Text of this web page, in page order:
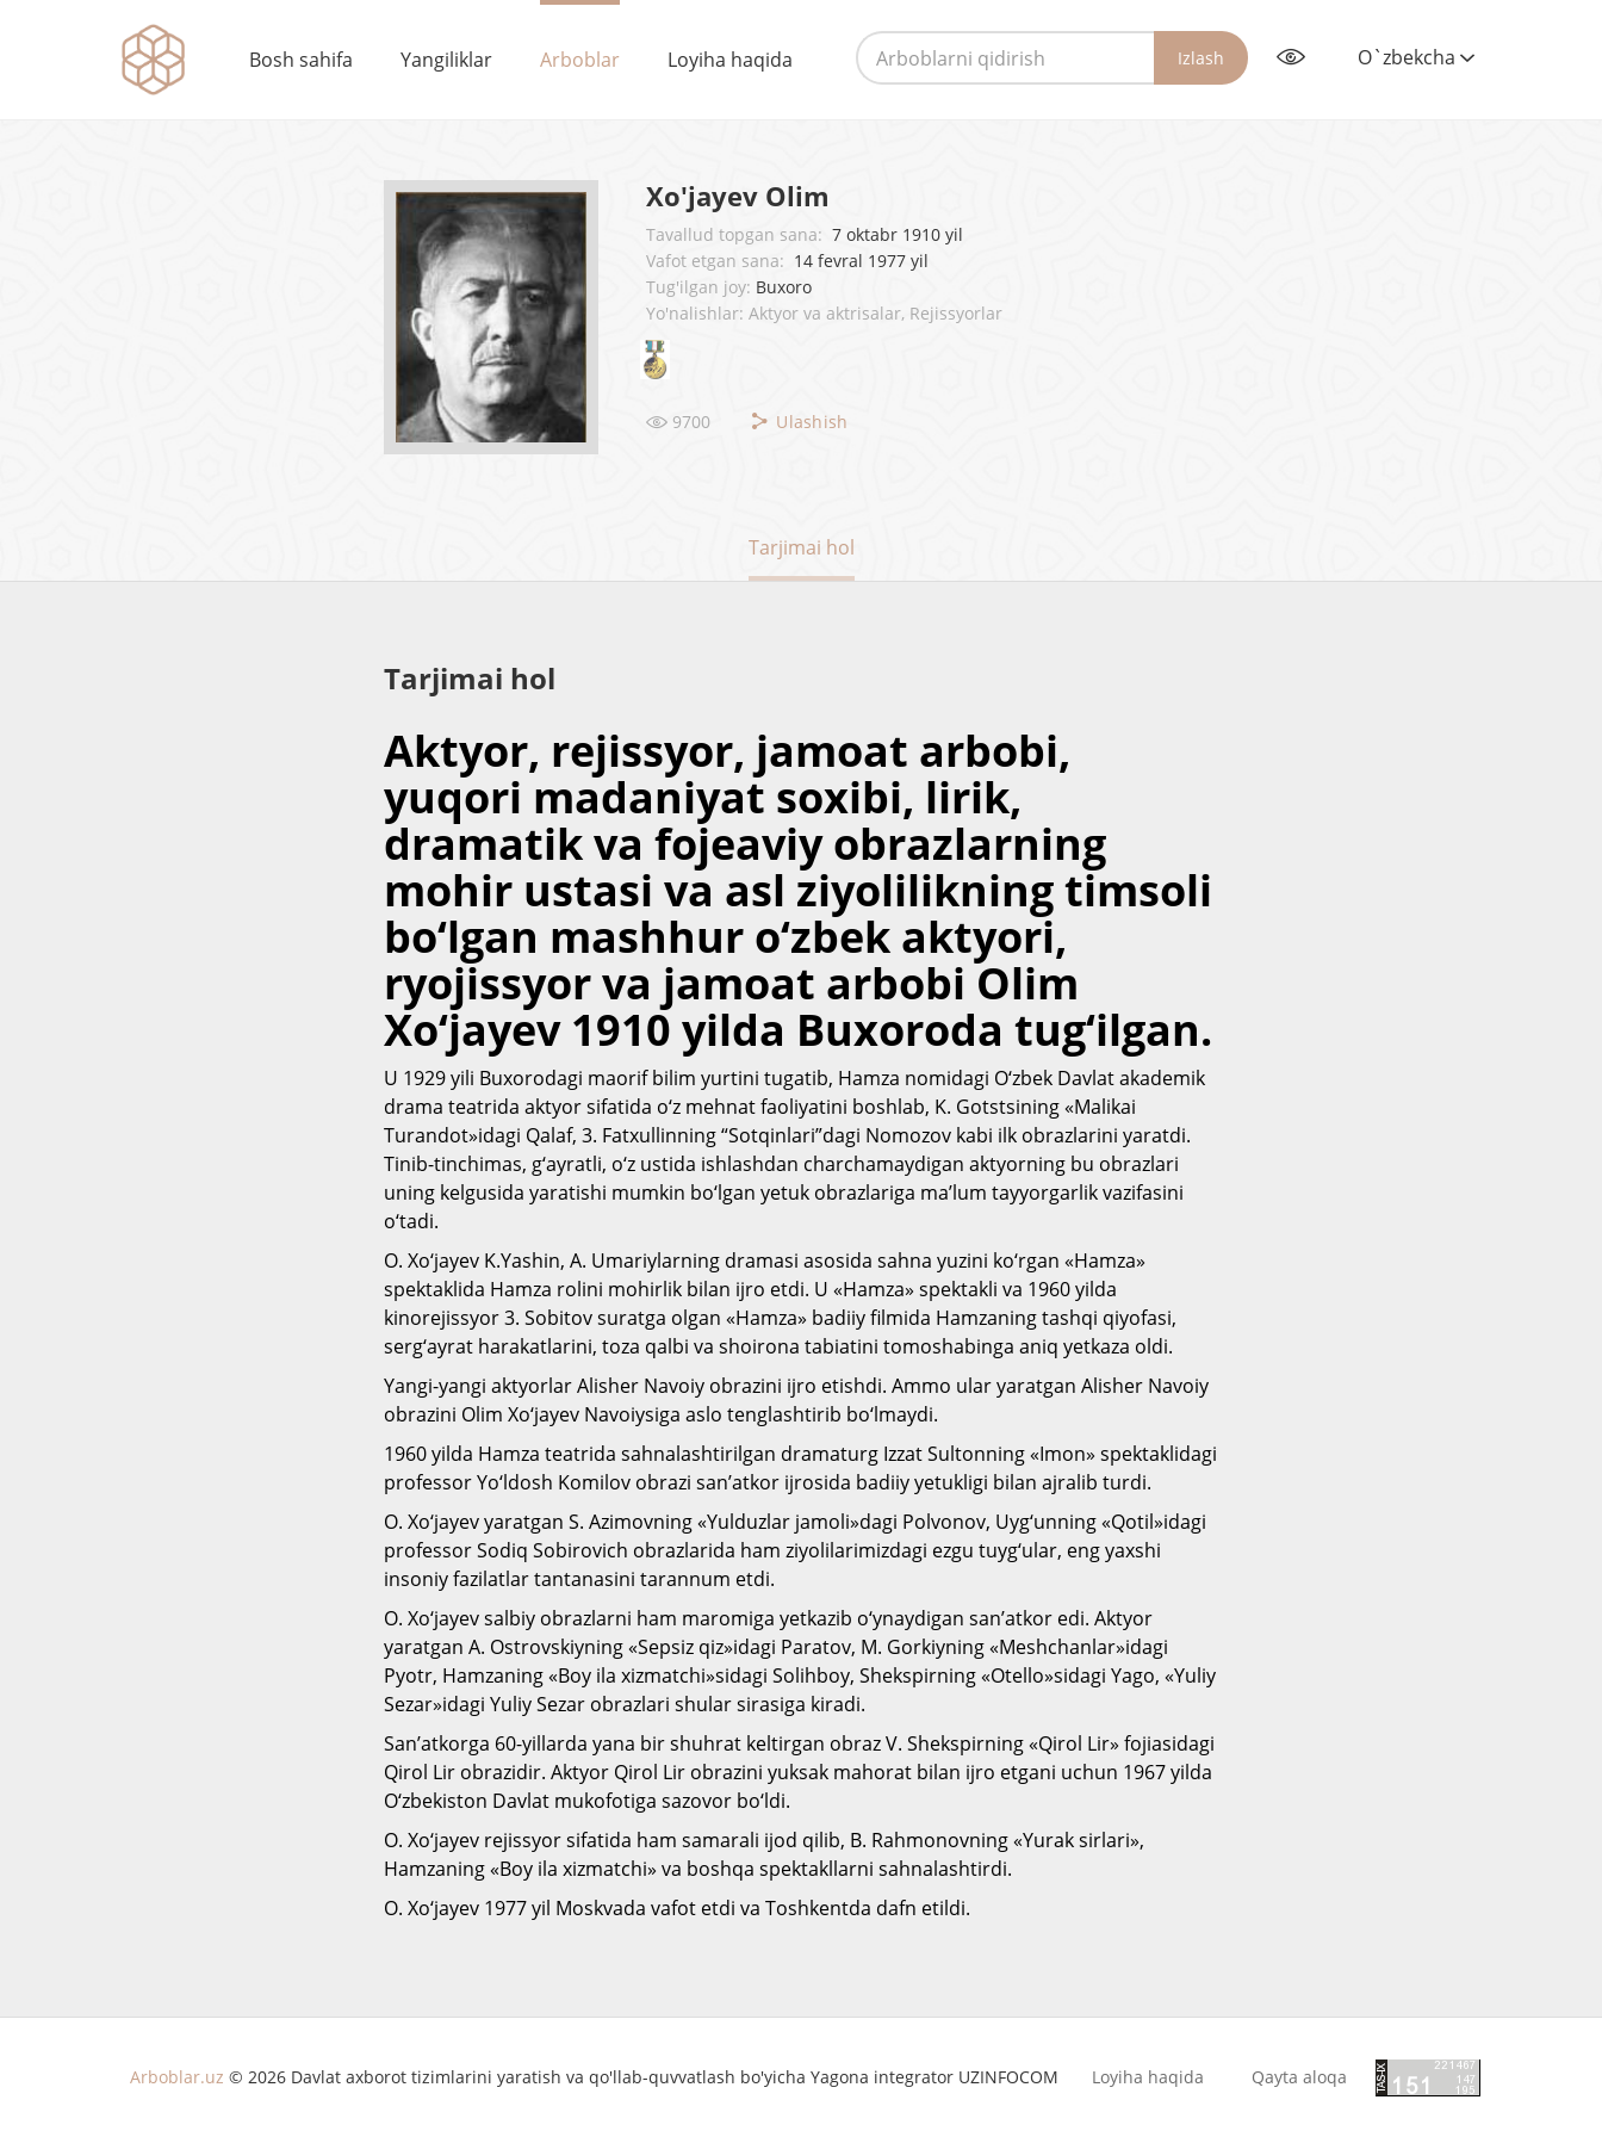
Bosh sahifa Yangiliklar Arboblar Loyiha haqida Izlash O`zbekcha
Xo'jayev Olim
Tavallud topgan sana: 7 oktabr 1910 yil
Vafot etgan sana: 14 fevral 1977 yil
Tug'ilgan joy: Buxoro
Yo'nalishlar: Aktyor va aktrisalar, Rejissyorlar
9700 Ulashish
Tarjimai hol
Tarjimai hol
Aktyor, rejissyor, jamoat arbobi,
yuqori madaniyat soxibi, lirik,
dramatik va fojeaviy obrazlarning
mohir ustasi va asl ziyolilikning timsoli
bo‘lgan mashhur o‘zbek aktyori,
ryojissyor va jamoat arbobi Olim
Xo‘jayev 1910 yilda Buxoroda tug‘ilgan.
U 1929 yili Buxorodagi maorif bilim yurtini tugatib, Hamza nomidagi O‘zbek Davlat akademik
drama teatrida aktyor sifatida o‘z mehnat faoliyatini boshlab, K. Gotstsining «Malikai
Turandot»idagi Qalaf, 3. Fatxullinning “Sotqinlari”dagi Nomozov kabi ilk obrazlarini yaratdi.
Tinib-tinchimas, g‘ayratli, o‘z ustida ishlashdan charchamaydigan aktyorning bu obrazlari
uning kelgusida yaratishi mumkin bo‘lgan yetuk obrazlariga ma’lum tayyorgarlik vazifasini
o‘tadi.
O. Xo‘jayev K.Yashin, A. Umariylarning dramasi asosida sahna yuzini ko‘rgan «Hamza»
spektaklida Hamza rolini mohirlik bilan ijro etdi. U «Hamza» spektakli va 1960 yilda
kinorejissyor 3. Sobitov suratga olgan «Hamza» badiiy filmida Hamzaning tashqi qiyofasi,
serg‘ayrat harakatlarini, toza qalbi va shoirona tabiatini tomoshabinga aniq yetkaza oldi.
Yangi-yangi aktyorlar Alisher Navoiy obrazini ijro etishdi. Ammo ular yaratgan Alisher Navoiy
obrazini Olim Xo‘jayev Navoiysiga aslo tenglashtirib bo‘lmaydi.
1960 yilda Hamza teatrida sahnalashtirilgan dramaturg Izzat Sultonning «Imon» spektaklidagi
professor Yo‘ldosh Komilov obrazi san’atkor ijrosida badiiy yetukligi bilan ajralib turdi.
O. Xo‘jayev yaratgan S. Azimovning «Yulduzlar jamoli»dagi Polvonov, Uyg‘unning «Qotil»idagi
professor Sodiq Sobirovich obrazlarida ham ziyolilarimizdagi ezgu tuyg‘ular, eng yaxshi
insoniy fazilatlar tantanasini tarannum etdi.
O. Xo‘jayev salbiy obrazlarni ham maromiga yetkazib o‘ynaydigan san’atkor edi. Aktyor
yaratgan A. Ostrovskiyning «Sepsiz qiz»idagi Paratov, M. Gorkiyning «Meshchanlar»idagi
Pyotr, Hamzaning «Boy ila xizmatchi»sidagi Solihboy, Shekspirning «Otello»sidagi Yago, «Yuliy
Sezar»idagi Yuliy Sezar obrazlari shular sirasiga kiradi.
San’atkorga 60-yillarda yana bir shuhrat keltirgan obraz V. Shekspirning «Qirol Lir» fojiasidagi
Qirol Lir obrazidir. Aktyor Qirol Lir obrazini yuksak mahorat bilan ijro etgani uchun 1967 yilda
O‘zbekiston Davlat mukofotiga sazovor bo‘ldi.
O. Xo‘jayev rejissyor sifatida ham samarali ijod qilib, B. Rahmonovning «Yurak sirlari»,
Hamzaning «Boy ila xizmatchi» va boshqa spektakllarni sahnalashtirdi.
O. Xo‘jayev 1977 yil Moskvada vafot etdi va Toshkentda dafn etildi.
Arboblar.uz © 2026 Davlat axborot tizimlarini yaratish va qo'llab-quvvatlash bo'yicha Yagona integrator UZINFOCOM Loyiha haqida Qayta aloqa